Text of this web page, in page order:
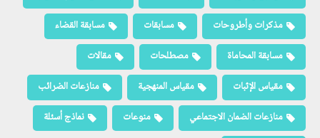
مذكرات وأطروحات
مسابقات
مسابقة القضاء
مسابقة المحاماة
مصطلحات
مقالات
مقياس الإثبات
مقياس المنهجية
منازعات الضرائب
منازعات الضمان الاجتماعي
منوعات
نماذج أسئلة